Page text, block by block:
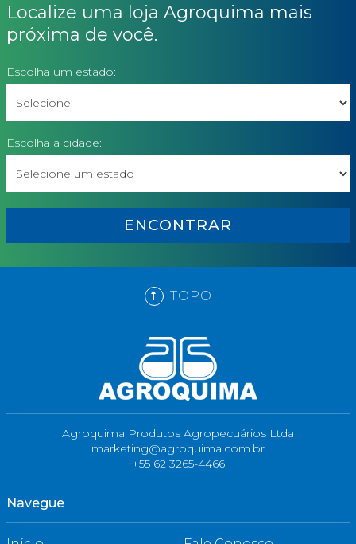
Localize uma loja Agroquima mais
próxima de você.
Escolha um estado:
Escolha a cidade:
ENCONTRAR
TOPO
Agroquima Produtos Agropecuários Ltda
marketing@agroquima.com.br
+55 62 3265-4466
Navegue